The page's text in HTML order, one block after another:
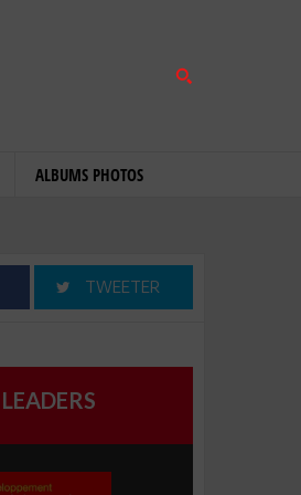
ALBUMS PHOTOS
TWEETER